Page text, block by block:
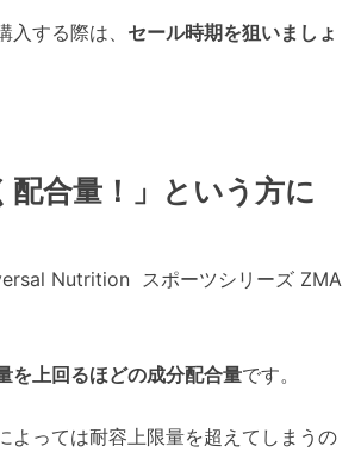
する際は、 セール時期を狙いましょ
配合量！」という方に
Nutrition スポーツシリーズ ZMA
を上回るほどの成分配合量です。
よっては耐容上限量を超えてしまうの